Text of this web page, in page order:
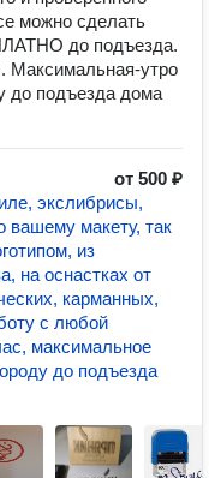
можно сделать
до подъезда.
Максимальная-утро
до подъезда дома
от 500 ₽
экслибрисы,
вашему макету, так
из
на оснастках от
карманных,
с любой
максимальное
до подъезда